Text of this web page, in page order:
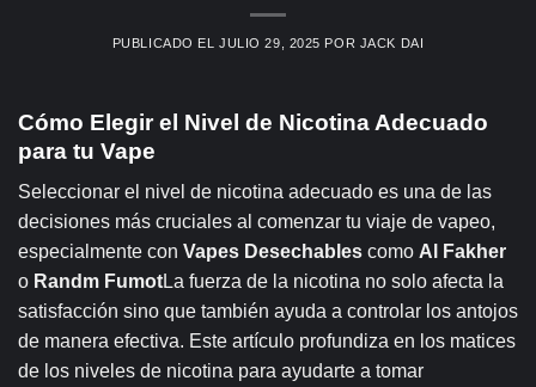
PUBLICADO ELJULIO 29, 2025 POR JACK DAI
Cómo Elegir el Nivel de Nicotina Adecuado
para tu Vape
Seleccionar el nivel de nicotina adecuado es una de las
decisiones más cruciales al comenzar tu viaje de vapeo,
especialmente con Vapes Desechables como Al Fakher
o Randm FumotLa fuerza de la nicotina no solo afecta la
satisfacción sino que también ayuda a controlar los antojos
de manera efectiva. Este artículo profundiza en los matices
de los niveles de nicotina para ayudarte a tomar